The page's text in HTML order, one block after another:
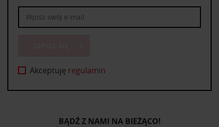
Akceptuję regulamin
BĄDŹ Z NAMI NA BIEŻĄCO!